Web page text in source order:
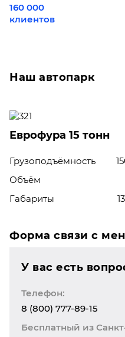
160 000
клиентов
Наш автопарк
Еврофура 15 тонн
Грузоподъёмность
Объём
Габариты
Форма связи с
У вас есть
Телефон:
8 (800) 777-89-15
Бесплатный из